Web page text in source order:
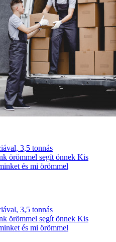
3,5 tonnás
örömmel segít önnek Kis
és mi örömmel
3,5 tonnás
örömmel segít önnek Kis
és mi örömmel